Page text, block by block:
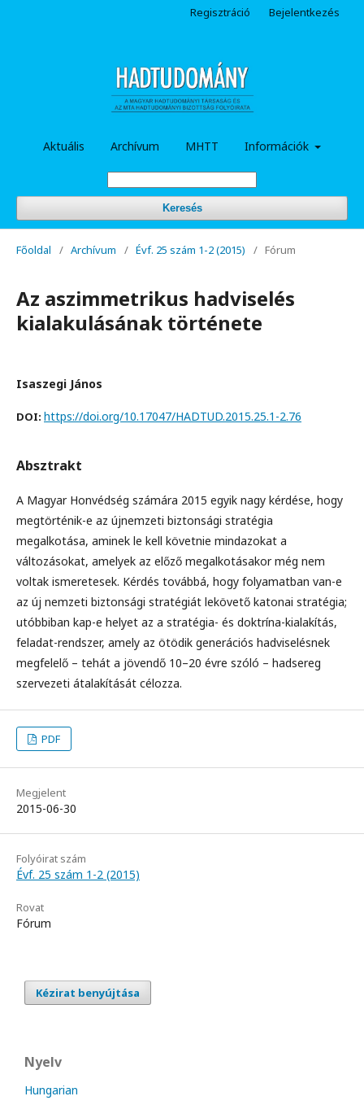
Aktuális Archívum MHTT Információk
Keresés
Regisztráció Bejelentkezés
Főoldal / Archívum / Évf. 25 szám 1-2 (2015) / Fórum
Az aszimmetrikus hadviselés
kialakulásának története
Isaszegi János
DOI: https://doi.org/10.17047/HADTUD.2015.25.1-2.76
Absztrakt
A Magyar Honvédség számára 2015 egyik nagy kérdése, hogy
megtörténik-e az újnemzeti biztonsági stratégia
megalkotása, aminek le kell követnie mindazokat a
változásokat, amelyek az előző megalkotásakor még nem
voltak ismeretesek. Kérdés továbbá, hogy folyamatban van-e
az új nemzeti biztonsági stratégiát lekövető katonai stratégia;
utóbbiban kap-e helyet az a stratégia- és doktrína-kialakítás,
feladat-rendszer, amely az ötödik generációs hadviselésnek
megfelelő – tehát a jövendő 10–20 évre szóló – hadsereg
szervezeti átalakítását célozza.
PDF
Megjelent
2015-06-30
Folyóirat szám
Évf. 25 szám 1-2 (2015)
Rovat
Fórum
Kézirat benyújtása
Nyelv
Hungarian